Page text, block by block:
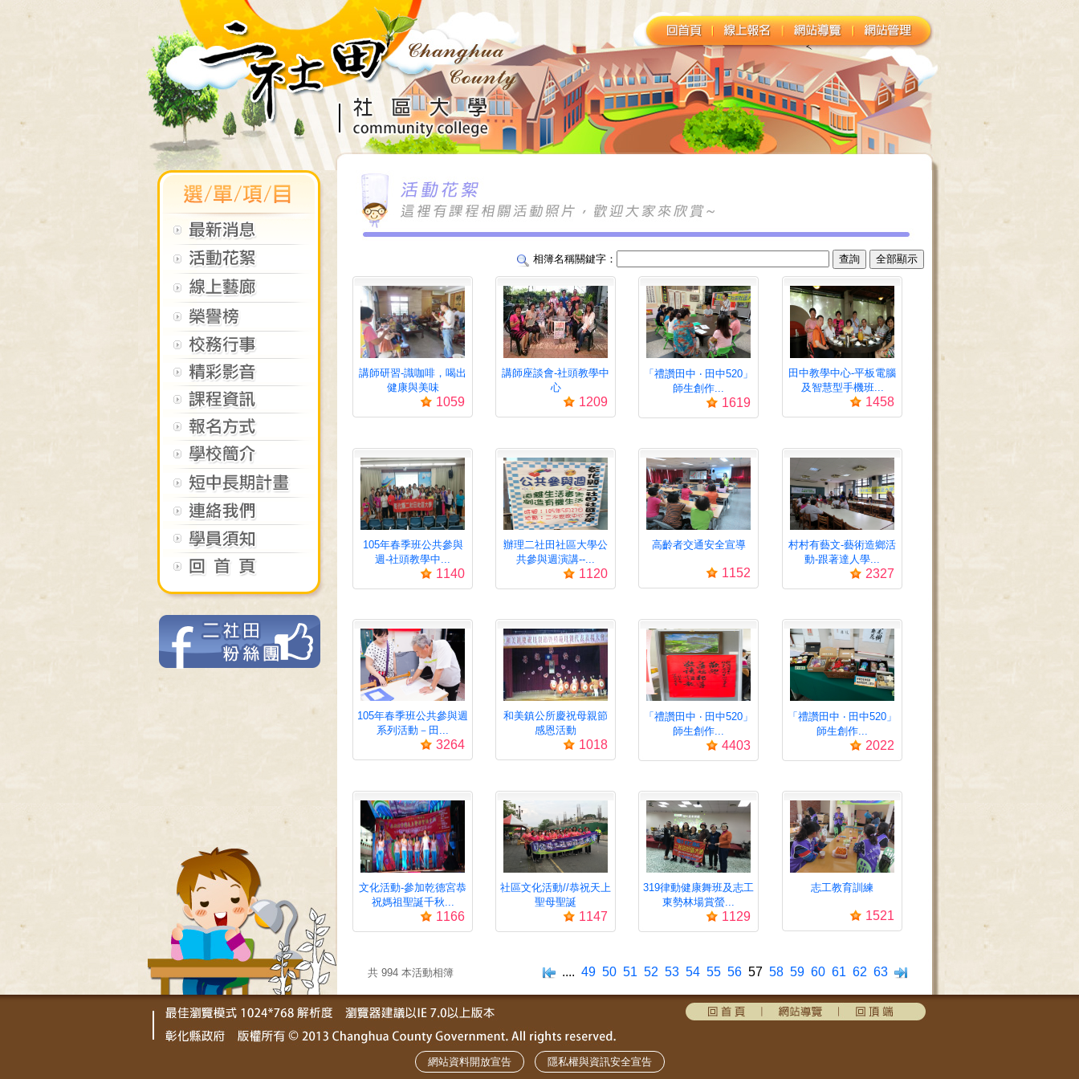
相簿名稱關鍵字：
講師研習-識咖啡，喝出
健康與美味
1059
講師座談會-社頭教學中
心
1209
「禮讚田中 ‧ 田中520」
師生創作...
1619
田中教學中心-平板電腦
及智慧型手機班...
1458
105年春季班公共參與
週-社頭教學中...
1140
辦理二社田社區大學公
共參與週演講--...
1120
高齡者交通安全宣導
1152
村村有藝文-藝術造鄉活
動-跟著達人學...
2327
105年春季班公共參與週
系列活動－田...
3264
和美鎮公所慶祝母親節
感恩活動
1018
「禮讚田中 ‧ 田中520」
師生創作...
4403
「禮讚田中 ‧ 田中520」
師生創作...
2022
文化活動-參加乾德宮恭
祝媽祖聖誕千秋...
1166
社區文化活動//恭祝天上
聖母聖誕
1147
319律動健康舞班及志工
東勢林場賞螢...
1129
志工教育訓練
1521
共 994 本活動相簿 .... 49 50 51 52 53 54 55 56 57 58 59 60 61 62 63
網站資料開放宣告 隱私權與資訊安全宣告